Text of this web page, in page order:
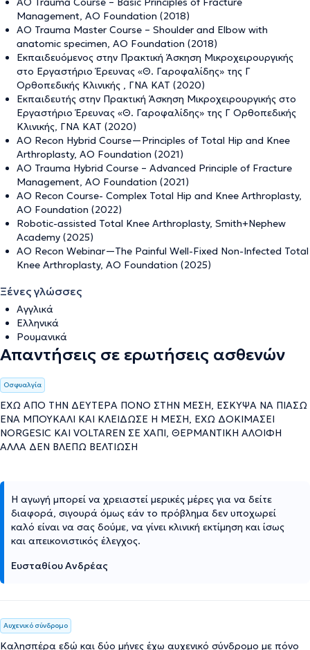
Management, AO Foundation (2018)
AO Trauma Master Course – Shoulder and Elbow with
anatomic specimen, AO Foundation (2018)
Εκπαιδευόμενος στην Πρακτική Άσκηση Μικροχειρουργικής
στο Εργαστήριο Έρευνας «Θ. Γαροφαλίδης» της Γ
Ορθοπεδικής Κλινικής , ΓΝΑ ΚΑΤ (2020)
Εκπαιδευτής στην Πρακτική Άσκηση Μικροχειρουργικής στο
Εργαστήριο Έρευνας «Θ. Γαροφαλίδης» της Γ Ορθοπεδικής
Κλινικής, ΓΝΑ ΚΑΤ (2020)
AO Recon Hybrid Course—Principles of Total Hip and Knee
Arthroplasty, AO Foundation (2021)
AO Trauma Hybrid Course – Advanced Principle of Fracture
Management, AO Foundation (2021)
AO Recon Course- Complex Total Hip and Knee Arthroplasty,
AO Foundation (2022)
Robotic-assisted Total Knee Arthroplasty, Smith+Nephew
Academy (2025)
AO Recon Webinar—The Painful Well-Fixed Non-Infected Total
Knee Arthroplasty, AO Foundation (2025)
Ξένες γλώσσες
Αγγλικά
Ελληνικά
Ρουμανικά
Απαντήσεις σε ερωτήσεις ασθενών
Οσφυαλγία
ΕΧΩ ΑΠΟ ΤΗΝ ΔΕΥΤΕΡΑ ΠΟΝΟ ΣΤΗΝ ΜΕΣΗ, ΕΣΚΥΨΑ ΝΑ ΠΙΑΣΩ
ΕΝΑ ΜΠΟΥΚΑΛΙ ΚΑΙ ΚΛΕΙΔΩΣΕ Η ΜΕΣΗ, ΕΧΩ ΔΟΚΙΜΑΣΕΙ
NORGESIC ΚΑΙ VOLTAREN ΣΕ ΧΑΠΙ, ΘΕΡΜΑΝΤΙΚΗ ΑΛΟΙΦΗ
ΑΛΛΑ ΔΕΝ ΒΛΕΠΩ ΒΕΛΤΙΩΣΗ
Η αγωγή μπορεί να χρειαστεί μερικές μέρες για να δείτε
διαφορά, σιγουρά όμως εάν το πρόβλημα δεν υποχωρεί
καλό είναι να σας δούμε, να γίνει κλινική εκτίμηση και ίσως
και απεικονιστικός έλεγχος.
Ευσταθίου Ανδρέας
Αυχενικό σύνδρομο
Καλησπέρα εδώ και δύο μήνες έχω αυχενικό σύνδρομο με πόνο